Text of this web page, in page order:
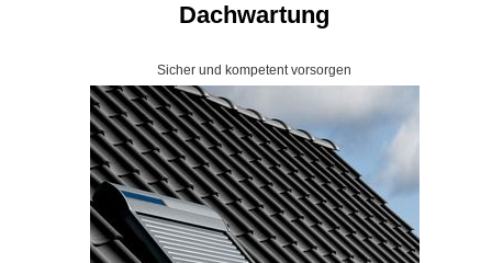
Dachwartung
Sicher und kompetent vorsorgen